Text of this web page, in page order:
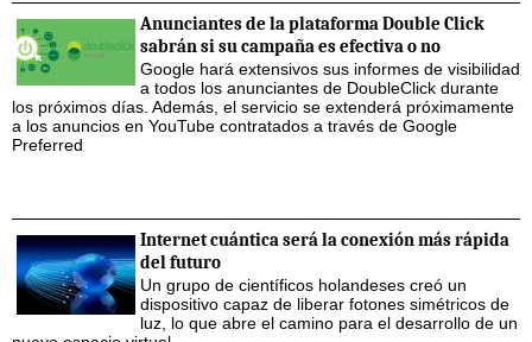
Anunciantes de la plataforma Double Click
sabrán si su campaña es efectiva o no
Google hará extensivos sus informes de visibilidad
a todos los anunciantes de DoubleClick durante
los próximos días. Además, el servicio se extenderá próximamente
a los anuncios en YouTube contratados a través de Google
Preferred
Internet cuántica será la conexión más rápida
del futuro
Un grupo de científicos holandeses creó un
dispositivo capaz de liberar fotones simétricos de
luz, lo que abre el camino para el desarrollo de un